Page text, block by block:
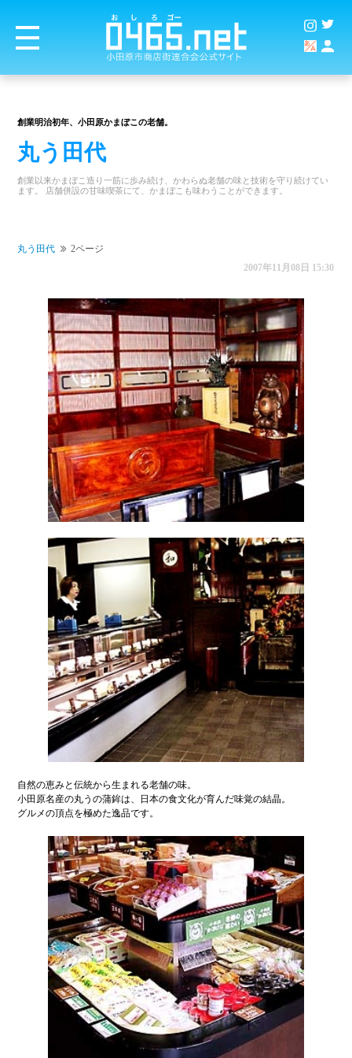
商店街
小田原観光
創業明治初年、小田原かまぼこの老舗。
丸う田代
創業以来かまぼこ造り一筋に歩み続け、かわらぬ老舗の味と技術を守り続けてい
ます。 店舗併設の甘味喫茶にて、かまぼこも味わうことができます。
丸う田代
2ページ
2007年11月08日 15:30
自然の恵みと伝統から生まれる老舗の味。
小田原名産の丸うの蒲鉾は、日本の食文化が育んだ味覚の結晶。
グルメの頂点を極めた逸品です。